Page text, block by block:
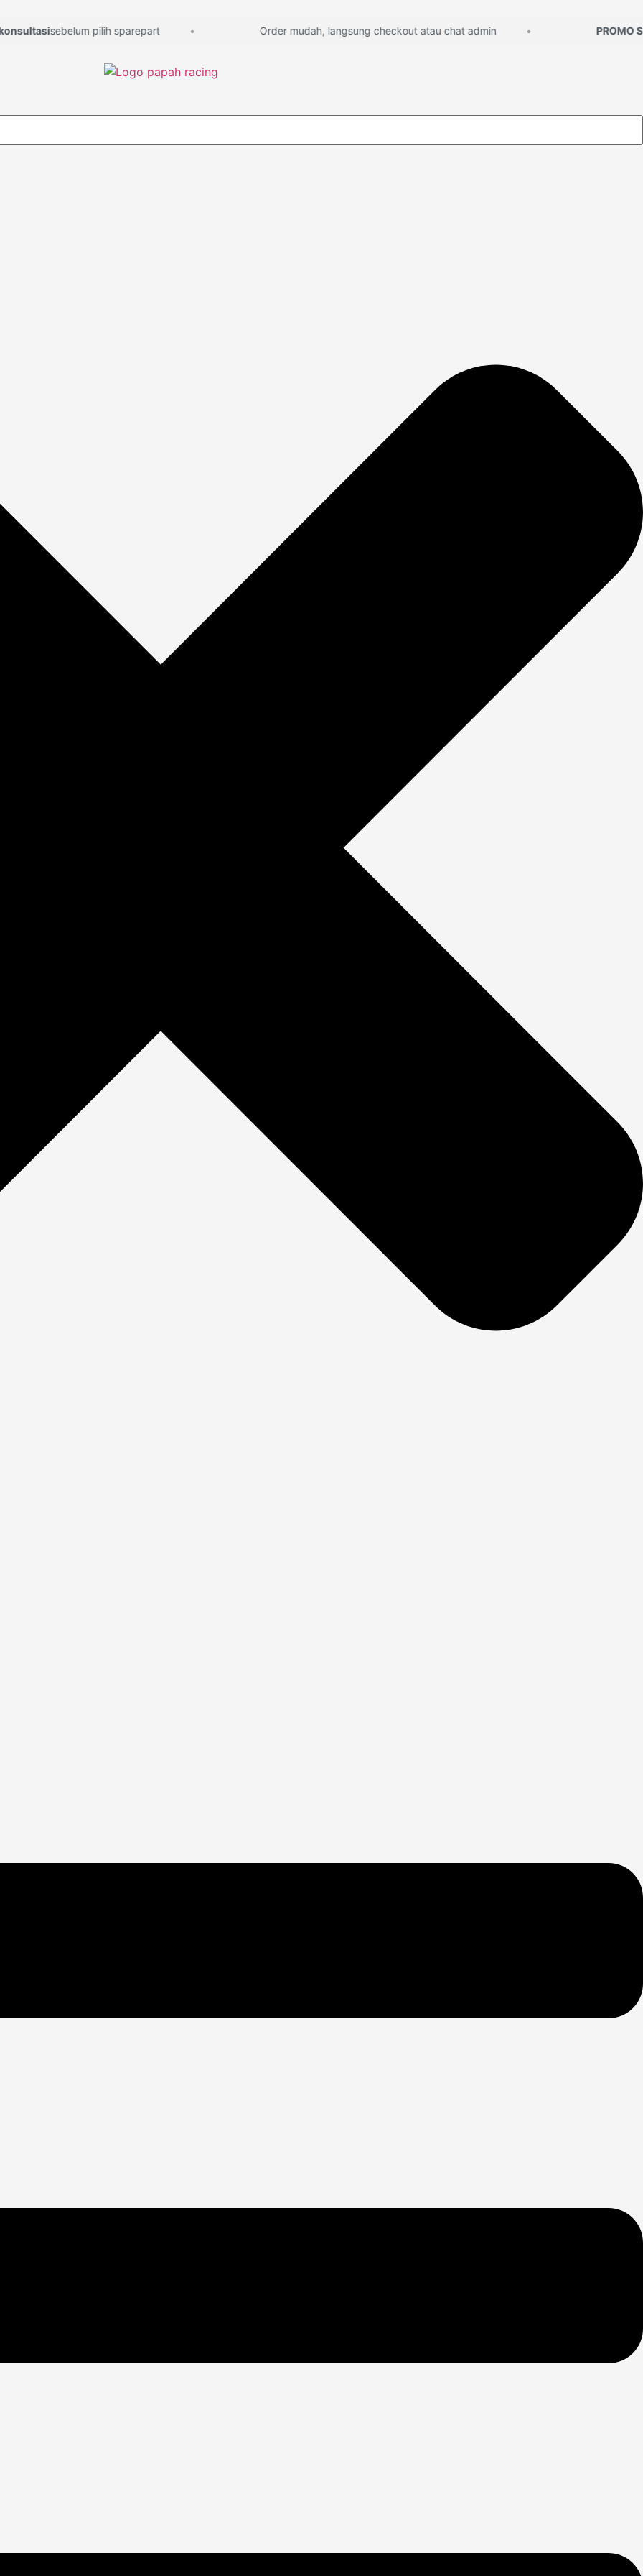
sebelum pilih sparepart Order mudah, langsung checkout atau chat admin PROMO